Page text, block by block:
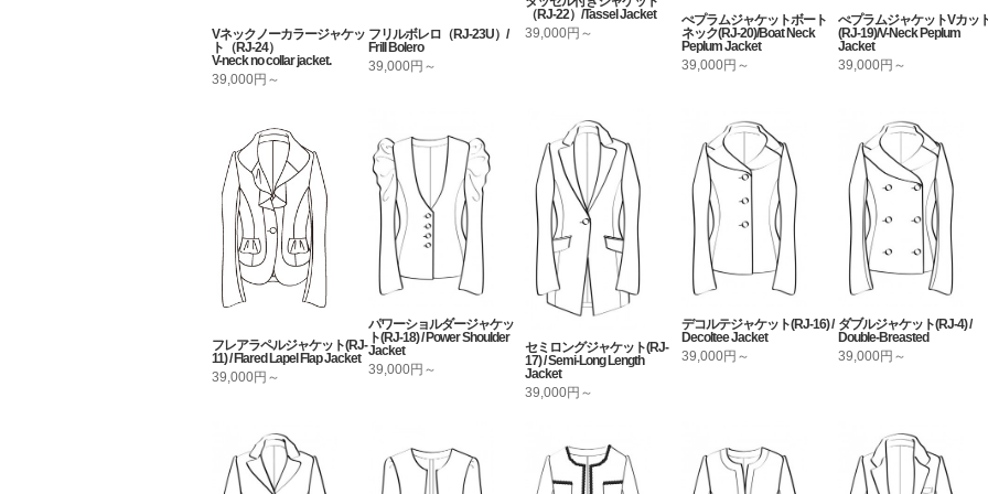
Vネックノーカラージャケッ
ト（RJ-24）
V-neck no collar jacket.
39,000円～
フリルボレロ（RJ-23U）/
Frill Bolero
39,000円～
（RJ-22）/Tassel Jacket
39,000円～
ぺプラムジャケットボート
ネック(RJ-20)/Boat Neck
Peplum Jacket
39,000円～
ぺプラムジャケットVカッ
(RJ-19)/V-Neck Peplum
Jacket
39,000円～
フレアラペルジャケット(RJ-
11) / Flared Lapel Flap Jacket
39,000円～
パワーショルダージャケッ
ト(RJ-18) / Power Shoulder
Jacket
39,000円～
セミロングジャケット(RJ-
17) / Semi-Long Length
Jacket
39,000円～
デコルテジャケット(RJ-16) /
Decoltee Jacket
39,000円～
ダブルジャケット(RJ-4) /
Double-Breasted
39,000円～